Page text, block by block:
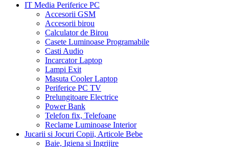
IT Media Periferice PC
Accesorii GSM
Accesorii birou
Calculator de Birou
Casete Luminoase Programabile
Casti Audio
Incarcator Laptop
Lampi Exit
Masuta Cooler Laptop
Periferice PC TV
Prelungitoare Electrice
Power Bank
Telefon fix, Telefoane
Reclame Luminoase Interior
Jucarii si Jocuri Copii, Articole Bebe
Baie, Igiena si Ingrijire